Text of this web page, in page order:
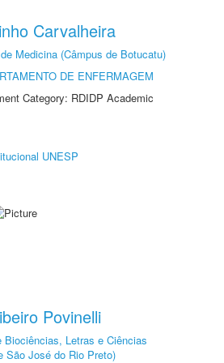
Carvalheira
Medicina (Câmpus de Botucatu)
DE ENFERMAGEM
Category: RDIDP Academic
UNESP
Povinelli
Biociências, Letras e Ciências
São José do Rio Preto)